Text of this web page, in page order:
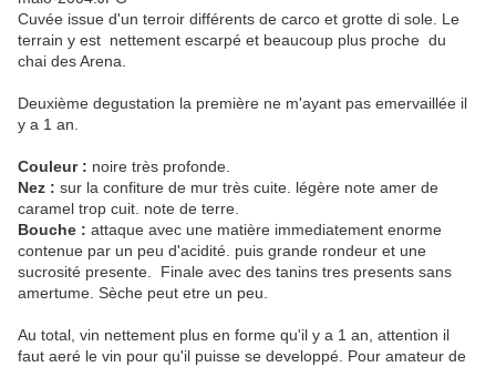
Cuvée issue d'un terroir différents de carco et grotte di sole. Le
terrain y est nettement escarpé et beaucoup plus proche du
chai des Arena.
Deuxième degustation la première ne m'ayant pas emervaillée il
y a 1 an.
Couleur : noire très profonde.
Nez : sur la confiture de mur très cuite. légère note amer de
caramel trop cuit. note de terre.
Bouche : attaque avec une matière immediatement enorme
contenue par un peu d'acidité. puis grande rondeur et une
sucrosité presente. Finale avec des tanins tres presents sans
amertume. Sèche peut etre un peu.
Au total, vin nettement plus en forme qu'il y a 1 an, attention il
faut aeré le vin pour qu'il puisse se developpé. Pour amateur de